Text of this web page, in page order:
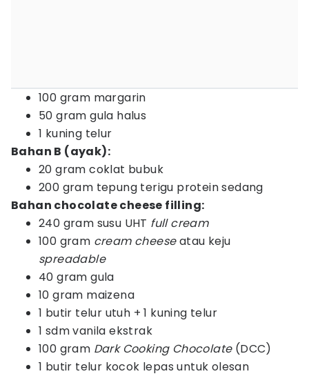
100 gram margarin
50 gram gula halus
1 kuning telur
Bahan B (ayak):
20 gram coklat bubuk
200 gram tepung terigu protein sedang
Bahan chocolate cheese filling:
240 gram susu UHT full cream
100 gram cream cheeseatau keju
spreadable
40 gram gula
10 gram maizena
1 butir telur utuh + 1 kuning telur
1 sdm vanila ekstrak
100 gram Dark Cooking Chocolate(DCC)
1 butir telur kocok lepas untuk olesan